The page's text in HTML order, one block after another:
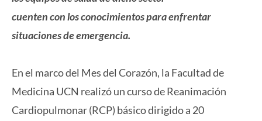
cuenten con los conocimientos para enfrentar
situaciones de emergencia.
En el marco del Mes del Corazón, la Facultad de
Medicina UCN realizó un curso de Reanimación
Cardiopulmonar (RCP) básico dirigido a 20